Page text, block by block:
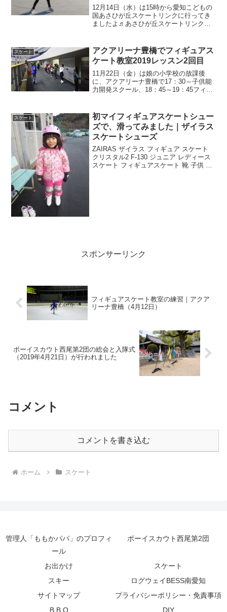
12月14日（水）は15時から愛知こどもの
国あさひが丘スケートリンクに行ってき
ましたよ♬あさひが丘スケートリンク
トリンクは子供から大人まで楽しく滑る
ことが出来ますね♬
スケート
アクアリーナ豊橋でフィギュアス
ケート教室2019レッスン2回目
11月22日（金）は娘の小学校の放課後
に、アクアリーナ豊橋で17：30～子供能
力開発スクール、18：45～19：45フィギ
スケート
初マイフィギュアスケートシュー
ズで、滑ってみました｜ザイラス
スケートシューズ
ZAIRAS ザイラス フィギュア スケート
クリスタル2 F-130 ジュニア レディース
スケート フィギュアスケート 靴 子供 エ
スポンサーリンク
フィギュアスケート教室の練習｜アクア
リーナ豊橋（4月12日）
ボーイスカウト西尾第2団の総会と入隊式
（2019年4月21日）が行われました
コメント
コメントを書き込む
ホーム スケート
管理人「ももかパパ」のプロフィ
ール
ボーイスカウト西尾第2団
お出かけ
スケート
スキー
ログウェイBESS南愛知
サイトマップ
プライバシーポリシー・免責事項
B.B.Q
DIY